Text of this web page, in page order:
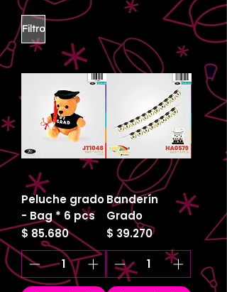
Filtro
Peluche grado
- Bag * 6 pcs
Precio
$ 85.680
Banderín
Grado
Precio
$ 39.270